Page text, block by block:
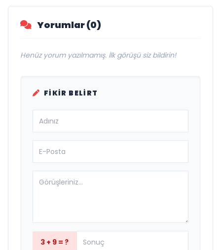
Yorumlar (0)
Henüz yorum yazılmamış. İlk görüşü siz bildirin!
FIKIR BELIRT
3 + 9 = ?